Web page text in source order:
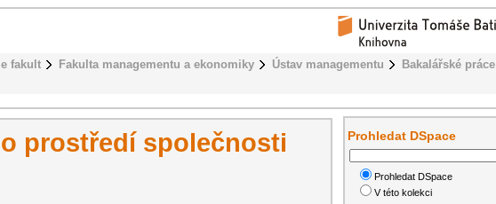
fakult Fakulta managementu a ekonomiky Ústav managementu Bakalářské práce
prostředí společnosti
Prohledat DSpace
Prohledat DSpace
V této kolekci